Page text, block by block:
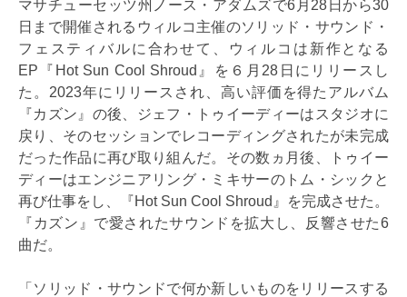
マサチューセッツ州ノース・アダムズで6月28日から30
日まで開催されるウィルコ主催のソリッド・サウンド・
フェスティバルに合わせて、ウィルコは新作となる
EP『Hot Sun Cool Shroud』を６月28日にリリースし
た。2023年にリリースされ、高い評価を得たアルバム
『カズン』の後、ジェフ・トゥイーディーはスタジオに
戻り、そのセッションでレコーディングされたが未完成
だった作品に再び取り組んだ。その数ヵ月後、トゥイー
ディーはエンジニアリング・ミキサーのトム・シックと
再び仕事をし、『Hot Sun Cool Shroud』を完成させた。
『カズン』で愛されたサウンドを拡大し、反響させた6
曲だ。
「ソリッド・サウンドで何か新しいものをリリースする